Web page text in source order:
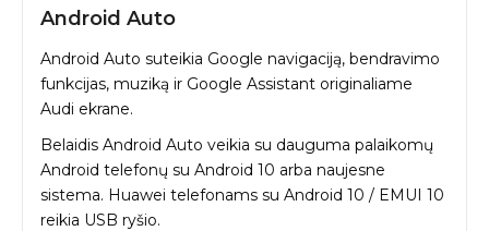
Android Auto
Android Auto suteikia Google navigaciją, bendravimo
funkcijas, muziką ir Google Assistant originaliame
Audi ekrane.
Belaidis Android Auto veikia su dauguma palaikomų
Android telefonų su Android 10 arba naujesne
sistema. Huawei telefonams su Android 10 / EMUI 10
reikia USB ryšio.